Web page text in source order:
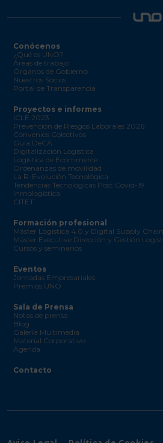
Conócenos
¿Qué es UNO?
Áreas de trabajo
Órganos de Gobierno
Nuestros Socios
Portal de Transparencia
Proyectos e informes
ICLE 2023
Prevención de Riesgos Laborales 2026
Convenios Colectivos
Guía DeCA
Digitalización Logística
Logística de Ecommerce
Ordenanzas de movilidad
La R-Evolución Tecnológica
Tendencias Tecnológicas Post Covid-19
Inmologística
CITET
Formación profesional
Máster Logística 4.0 y Digital Supply Chain
Máster Executive Dirección y Gestión
Cursos y seminarios
Eventos
Jornadas Empresariales
Premios UNO
Sala de Prensa
Notas de prensa
Blog
Galería Multimedia
Material Corporativo
Agenda
Contacto